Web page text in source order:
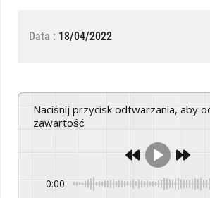
Data : 18/04/2022
Naciśnij przycisk odtwarzania, aby odsłuchać tę
zawartość
0:00